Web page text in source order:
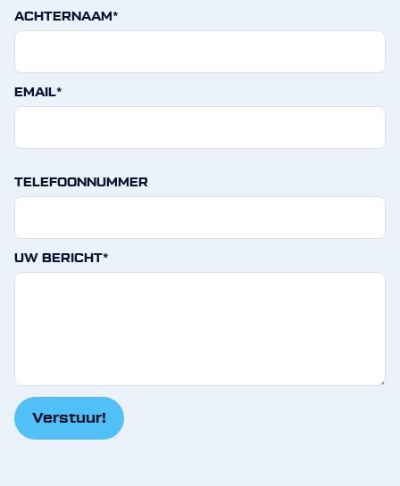
ACHTERNAAM*
EMAIL*
TELEFOONNUMMER
UW BERICHT*